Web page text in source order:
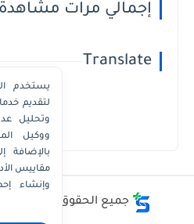
إجمالي مرات
Translate
جميع الحقوق محفوظة ©
يستخدم
وتحليل
مقاييس
وإنشاء